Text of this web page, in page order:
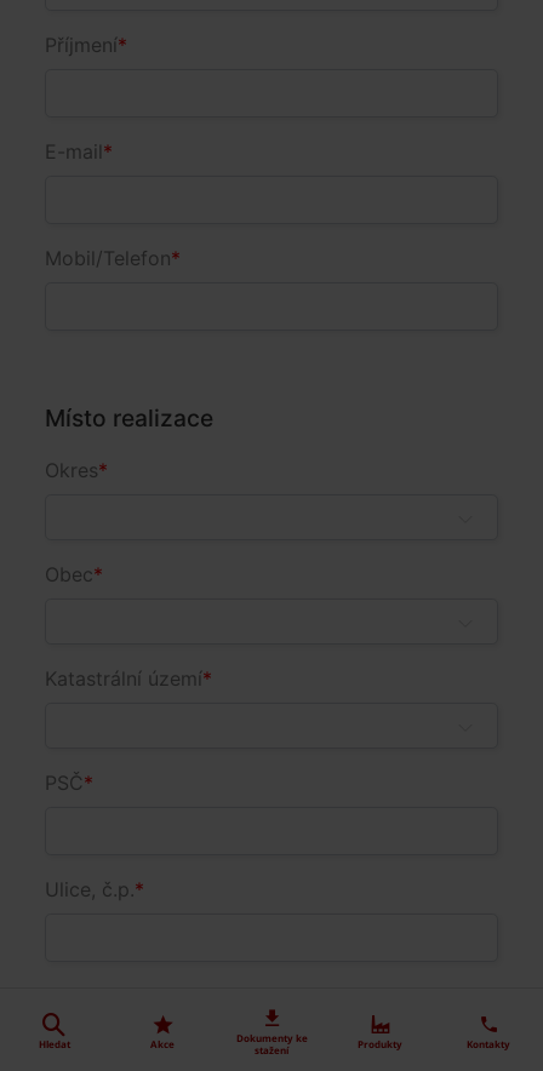
Hledat Akce
Dokumenty ke
stažení
Produkty Kontakty